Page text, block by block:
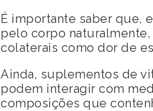
É importante saber que,
pelo corpo
colaterais como dor de
Ainda, suplementos de
podem interagir com
composições que